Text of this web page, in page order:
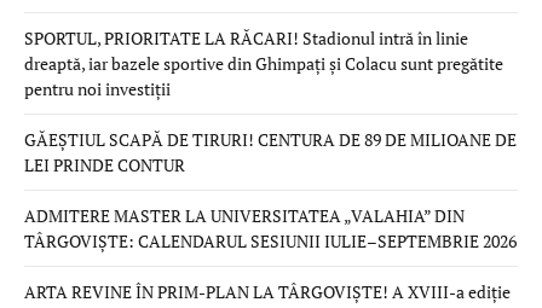
SPORTUL, PRIORITATE LA RĂCARI! Stadionul intră în linie
dreaptă, iar bazele sportive din Ghimpați și Colacu sunt pregătite
pentru noi investiții
GĂEȘTIUL SCAPĂ DE TIRURI! CENTURA DE 89 DE MILIOANE DE
LEI PRINDE CONTUR
ADMITERE MASTER LA UNIVERSITATEA „VALAHIA” DIN
TÂRGOVIȘTE: CALENDARUL SESIUNII IULIE–SEPTEMBRIE 2026
ARTA REVINE ÎN PRIM-PLAN LA TÂRGOVIȘTE! A XVIII-a ediție